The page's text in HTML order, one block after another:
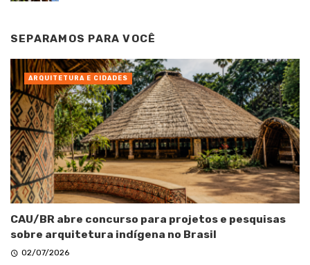
SEPARAMOS PARA VOCÊ
CAU/BR abre concurso para projetos e pesquisas
sobre arquitetura indígena no Brasil
02/07/2026
ARQUITETURA E CIDADES